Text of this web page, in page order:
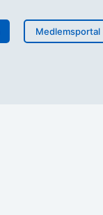
Medlemsportal